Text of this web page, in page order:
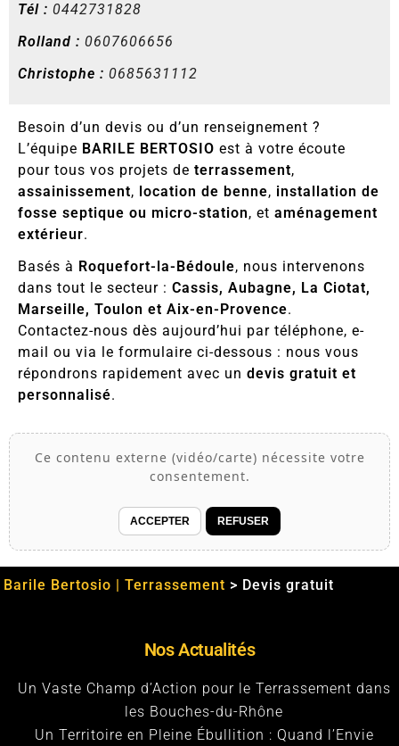
Tél : 0442731828
Rolland : 0607606656
Christophe : 0685631112
Besoin d’un devis ou d’un renseignement ?
L’équipe BARILE BERTOSIO est à votre écoute
pour tous vos projets de terrassement,
assainissement, location de benne, installation de
fosse septique ou micro-station, et aménagement
extérieur.
Basés à Roquefort-la-Bédoule, nous intervenons
dans tout le secteur : Cassis, Aubagne, La Ciotat,
Marseille, Toulon et Aix-en-Provence.
Contactez-nous dès aujourd’hui par téléphone, e-
mail ou via le formulaire ci-dessous : nous vous
répondrons rapidement avec un devis gratuit et
personnalisé.
Ce contenu externe (vidéo/carte) nécessite votre
consentement.
ACCEPTER REFUSER
Barile Bertosio | Terrassement > Devis gratuit
Nos Actualités
Un Vaste Champ d’Action pour le Terrassement dans
les Bouches-du-Rhône
Un Territoire en Pleine Ébullition : Quand l’Envie